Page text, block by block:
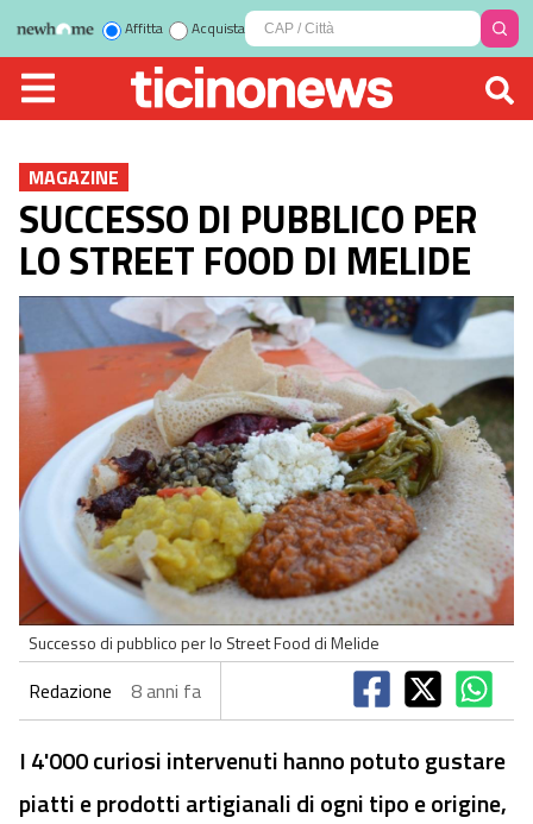
Affitta Acquista
MAGAZINE
SUCCESSO DI PUBBLICO PER
LO STREET FOOD DI MELIDE
Successo di pubblico per lo Street Food di Melide
Redazione 8 anni fa
I 4'000 curiosi intervenuti hanno potuto gustare
piatti e prodotti artigianali di ogni tipo e origine,